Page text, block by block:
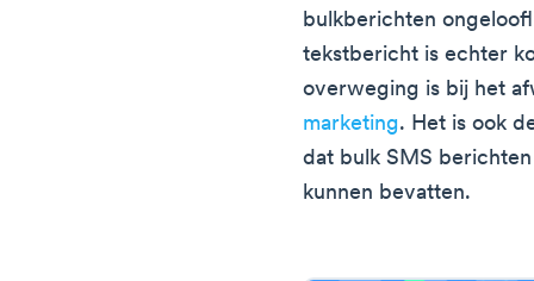
bulkberichten
tekstbericht is echter
overweging is bij het
marketing. Het is ook
dat bulk SMS
kunnen bevatten.